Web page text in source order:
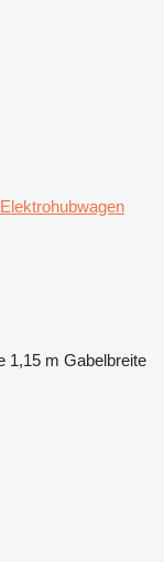
1,15 m Gabelbreite